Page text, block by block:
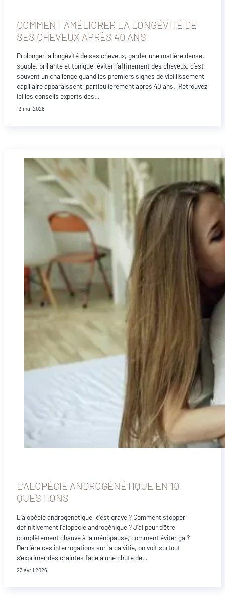
COMMENT AMÉLIORER LA LONGÉVITÉ DE
SES CHEVEUX APRÈS 40 ANS
Prolonger la longévité de ses cheveux, garder une matière dense,
souple, brillante et tonique, éviter l’affinement des cheveux, c’est
souvent un challenge quand les premiers signes de vieillissement
capillaire apparaissent, particulièrement après 40 ans. Retrouvez
ici les conseils experts des…
13 mai 2026
L’ALOPÉCIE ANDROGÉNÉTIQUE EN 10
QUESTIONS
L’alopécie androgénétique, c’est grave ? Comment stopper
définitivement l’alopécie androgénique ? J’ai peur d’être
complètement chauve à la ménopause, comment éviter ça ?
Derrière ces interrogations sur la calvitie, on voit surtout
s’exprimer des craintes face à une chute de…
23 avril 2026